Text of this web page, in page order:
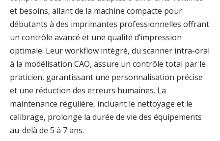
et besoins, allant de la machine compacte pour
débutants à des imprimantes professionnelles offrant
un contrôle avancé et une qualité d’impression
optimale. Leur workflow intégré, du scanner intra-oral
à la modélisation CAO, assure un contrôle total par le
praticien, garantissant une personnalisation précise
et une réduction des erreurs humaines. La
maintenance régulière, incluant le nettoyage et le
calibrage, prolonge la durée de vie des équipements
au-delà de 5 à 7 ans.